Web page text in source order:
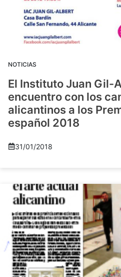
NOTICIAS
El Instituto Juan Gil-
encuentro con los
alicantinos a los
español 2018
31/01/2018